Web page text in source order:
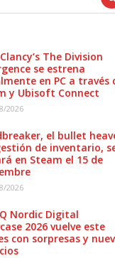
The Division
se estrena
en PC a través
y Ubisoft Connect
2026
el bullet
de inventario,
en Steam el 15 de
2026
Nordic Digital
2026 vuelve este
con sorpresas y